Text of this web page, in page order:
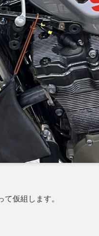
仮組します。